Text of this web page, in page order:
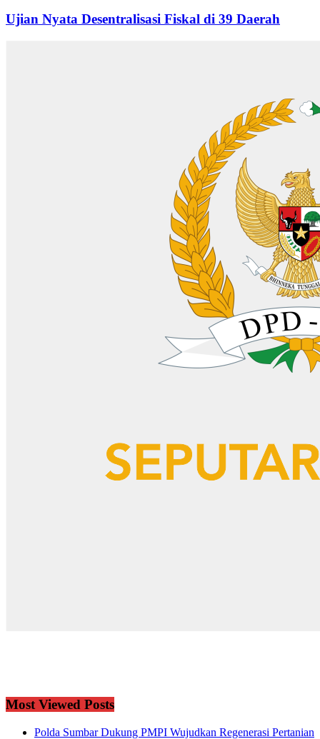
Ujian Nyata Desentralisasi Fiskal di 39 Daerah
Most Viewed Posts
Polda Sumbar Dukung PMPI Wujudkan Regenerasi Pertanian